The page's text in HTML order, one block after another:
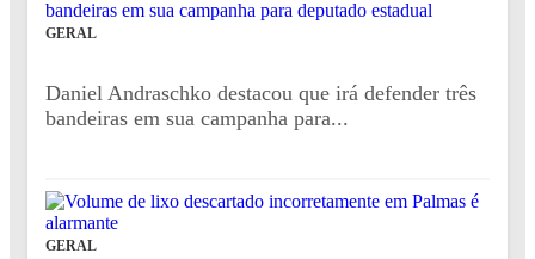
GERAL
Daniel Andraschko destacou que irá defender três
bandeiras em sua campanha para...
GERAL